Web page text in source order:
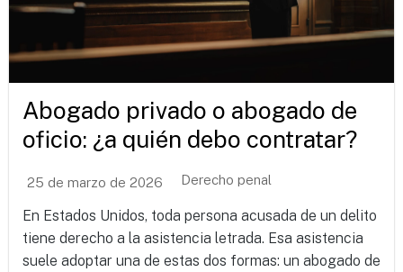
Abogado privado o abogado de
oficio: ¿a quién debo contratar?
25 de marzo de 2026 Derecho penal
En Estados Unidos, toda persona acusada de un delito
tiene derecho a la asistencia letrada. Esa asistencia
suele adoptar una de estas dos formas: un abogado de